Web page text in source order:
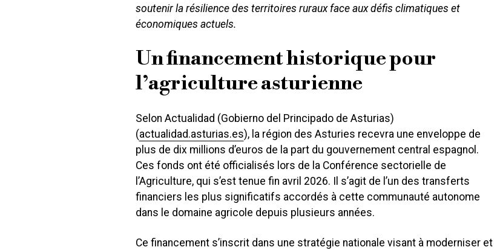
soutenir la résilience des territoires ruraux face aux défis climatiques et
économiques actuels.
Un financement historique pour
l’agriculture asturienne
Selon Actualidad (Gobierno del Principado de Asturias)
(actualidad.asturias.es), la région des Asturies recevra une enveloppe de
plus de dix millions d’euros de la part du gouvernement central espagnol.
Ces fonds ont été officialisés lors de la Conférence sectorielle de
l’Agriculture, qui s’est tenue fin avril 2026. Il s’agit de l’un des transferts
financiers les plus significatifs accordés à cette communauté autonome
dans le domaine agricole depuis plusieurs années.
Ce financement s’inscrit dans une stratégie nationale visant à moderniser et